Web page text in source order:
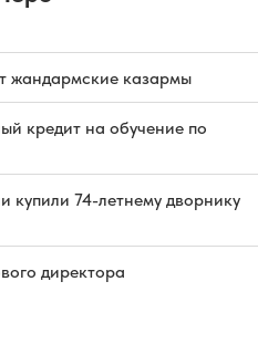
жандармские казармы
кредит на обучение по
купили 74-летнему дворнику
директора